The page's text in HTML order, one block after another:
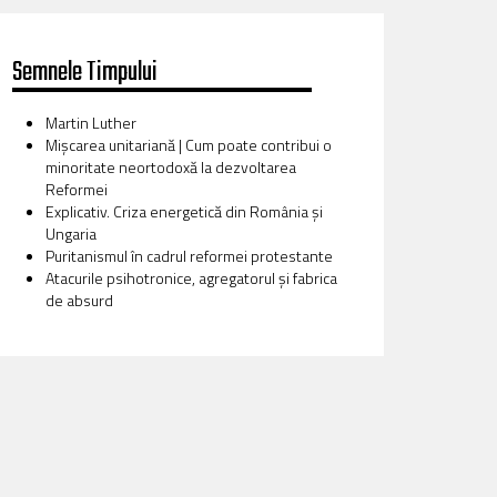
Semnele Timpului
Martin Luther
Mișcarea unitariană | Cum poate contribui o
minoritate neortodoxă la dezvoltarea
Reformei
Explicativ. Criza energetică din România și
Ungaria
Puritanismul în cadrul reformei protestante
Atacurile psihotronice, agregatorul și fabrica
de absurd